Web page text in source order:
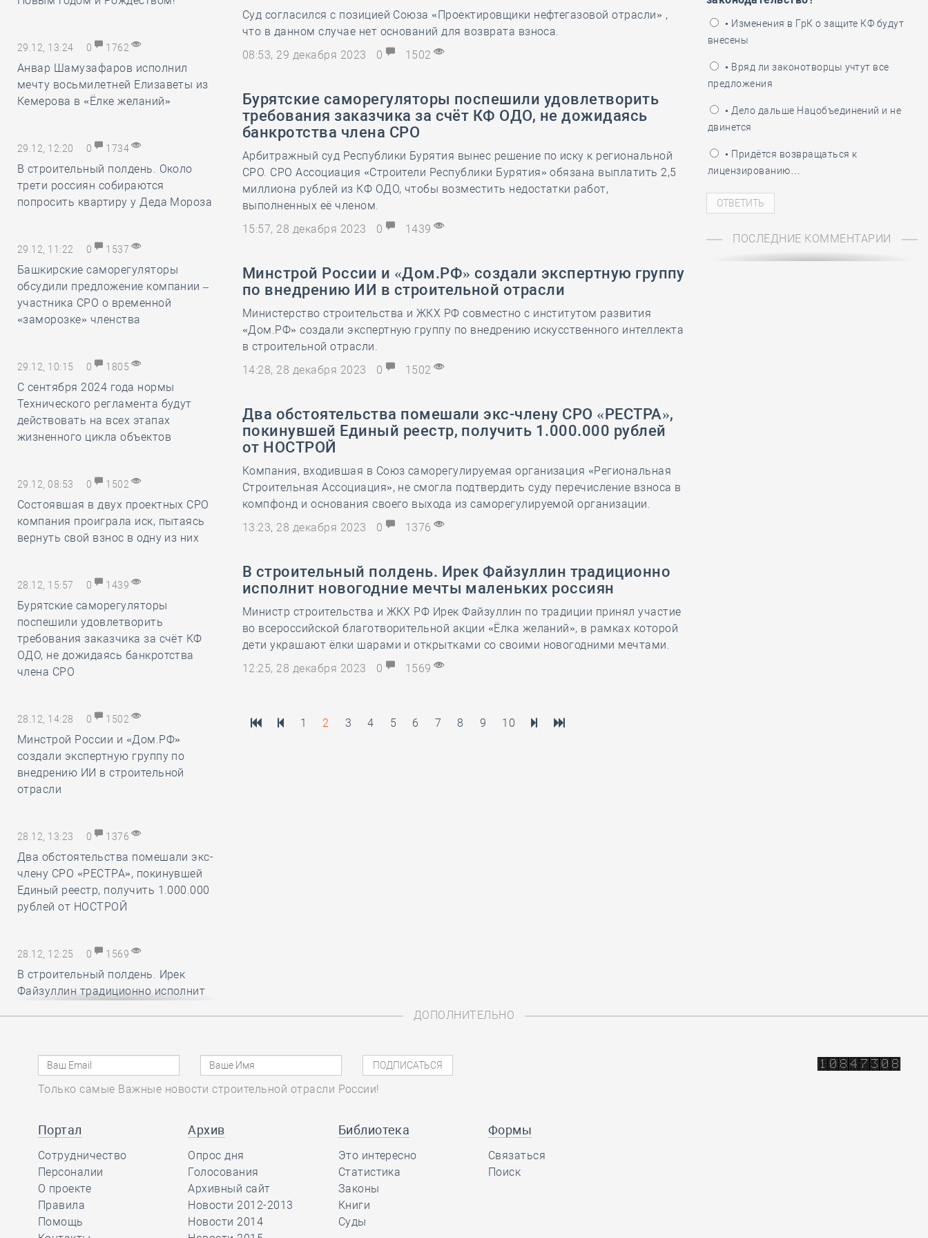
28 мая- День пограничника
29.12, 13:24 0 1762
Анвар Шамузафаров исполнил
мечту восьмилетней Елизаветы из
Кемерова в «Ёлке желаний»
29.12, 12:20 0 1734
В строительный полдень. Около
трети россиян собираются
попросить квартиру у Деда Мороза
29.12, 11:22 0 1537
Башкирские саморегуляторы
обсудили предложение компании –
участника СРО о временной
«заморозке» членства
29.12, 10:15 0 1805
С сентября 2024 года нормы
Технического регламента будут
действовать на всех этапах
жизненного цикла объектов
29.12, 08:53 0 1502
Состоявшая в двух проектных СРО
компания проиграла иск, пытаясь
вернуть свой взнос в одну из них
28.12, 15:57 0 1439
Бурятские саморегуляторы
поспешили удовлетворить
требования заказчика за счёт КФ
ОДО, не дожидаясь банкротства
члена СРО
28.12, 14:28 0 1502
Минстрой России и «Дом.РФ»
создали экспертную группу по
внедрению ИИ в строительной
отрасли
28.12, 13:23 0 1376
Два обстоятельства помешали экс-
члену СРО «РЕСТРА», покинувшей
Единый реестр, получить 1.000.000
рублей от НОСТРОЙ
28.12, 12:25 0 1569
В строительный полдень. Ирек
Файзуллин традиционно исполнит
28.12, 11:24 0
Минстрой и Главгосэкпертиза
вопросам применения механизма
компенсации удорожания цен на
строительные ресурсы
28.12, 10:16
СРО АСОНО избежала
Суд согласился с позицией Союза «Проектировщики нефтегазовой отрасли» ,
что в данном случае нет оснований для возврата взноса.
08:53, 29 декабря 2023
0 1502
Бурятские саморегуляторы поспешили удовлетворить
требования заказчика за счёт КФ ОДО, не дожидаясь
банкротства члена СРО
Арбитражный суд Республики Бурятия вынес решение по иску к региональной
СРО. СРО Ассоциация «Строители Республики Бурятия» обязана выплатить 2,5
миллиона рублей из КФ ОДО, чтобы возместить недостатки работ,
выполненных её членом.
15:57, 28 декабря 2023
0 1439
Минстрой России и «Дом.РФ» создали экспертную группу
по внедрению ИИ в строительной отрасли
Министерство строительства и ЖКХ РФ совместно с институтом развития
«Дом.РФ» создали экспертную группу по внедрению искусственного интеллекта
в строительной отрасли.
14:28, 28 декабря 2023
0 1502
Два обстоятельства помешали экс-члену СРО «РЕСТРА»,
покинувшей Единый реестр, получить 1.000.000 рублей
от НОСТРОЙ
Компания, входившая в Союз саморегулируемая организация «Региональная
Строительная Ассоциация», не смогла подтвердить суду перечисление взноса в
компфонд и основания своего выхода из саморегулируемой организации.
13:23, 28 декабря 2023
0 1376
В строительный полдень. Ирек Файзуллин традиционно
исполнит новогодние мечты маленьких россиян
Министр строительства и ЖКХ РФ Ирек Файзуллин по традиции принял участие
во всероссийской благотворительной акции «Ёлка желаний», в рамках которой
дети украшают ёлки шарами и открытками со своими новогодними мечтами.
12:25, 28 декабря 2023
0 1569
1 2 3 4 5 6 7 8 9 10
• Изменения в ГрК о защите КФ будут
внесены
• Вряд ли законотворцы учтут все
предложения
• Дело дальше Нацобъединений и не
двинется
• Придётся возвращаться к
лицензированию…
ПОСЛЕДНИЕ КОММЕНТАРИИ
ДОПОЛНИТЕЛЬНО
Только самые Важные новости строительной отрасли России!
Портал
Сотрудничество
Персоналии
О проекте
Правила
Помощь
Архив
Опрос дня
Голосования
Архивный сайт
Новости 2012-2013
Новости 2014
Библиотека
Это интересно
Статистика
Законы
Книги
Суды
Формы
Связаться
Поиск